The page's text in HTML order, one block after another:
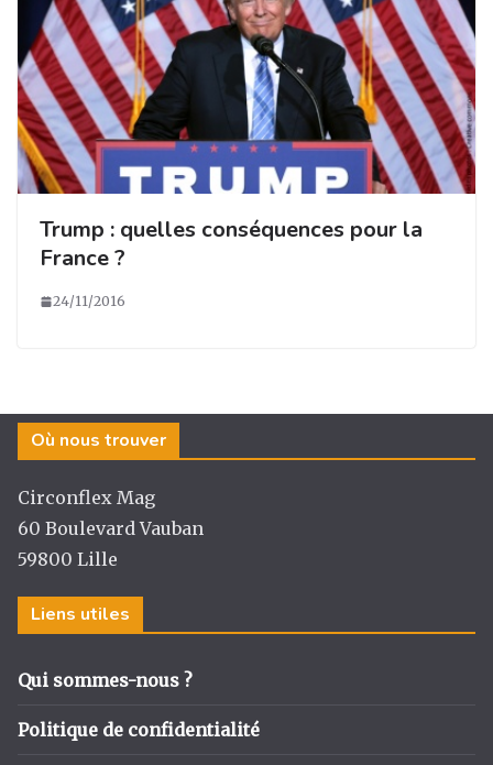
Trump : quelles conséquences pour la
France ?
24/11/2016
Où nous trouver
Circonflex Mag
60 Boulevard Vauban
59800 Lille
Liens utiles
Qui sommes-nous ?
Politique de confidentialité